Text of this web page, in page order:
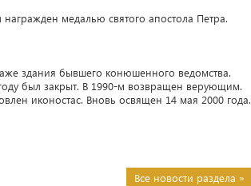
награжден медалью святого апостола Петра.
здания бывшего конюшенного ведомства.
был закрыт. В 1990-м возвращен верующим.
иконостас. Вновь освящен 14 мая 2000 года.
Все новости раздела »